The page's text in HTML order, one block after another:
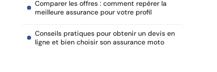
Comparer les offres : comment repérer la
meilleure assurance pour votre profil
Conseils pratiques pour obtenir un devis en
ligne et bien choisir son assurance moto